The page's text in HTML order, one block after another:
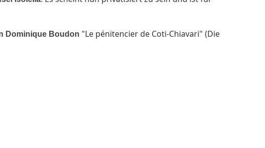
Dominique Boudon "Le pénitencier de Coti-Chiavari" (Die